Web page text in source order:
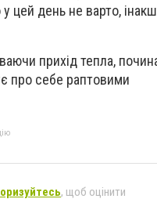
цей день не варто,
прихід тепла,
про себе раптовими
, щоб оцінити